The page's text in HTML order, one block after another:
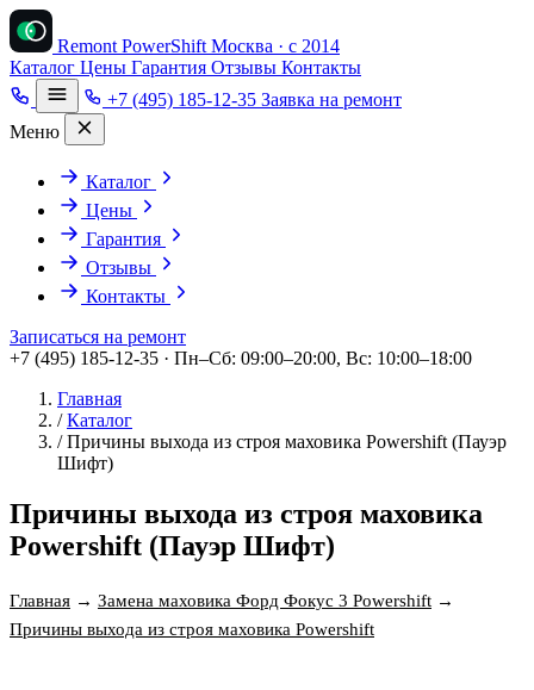
Remont PowerShift Москва · с 2014
Каталог Цены Гарантия Отзывы Контакты
+7 (495) 185-12-35 Заявка на ремонт
Меню
Каталог
Цены
Гарантия
Отзывы
Контакты
Записаться на ремонт
+7 (495) 185-12-35 · Пн–Сб: 09:00–20:00, Вс: 10:00–18:00
Главная
/ Каталог
/ Причины выхода из строя маховика Powershift (Пауэр
Шифт)
Причины выхода из строя маховика
Powershift (Пауэр Шифт)
Главная → Замена маховика Форд Фокус 3 Powershift →
Причины выхода из строя маховика Powershift